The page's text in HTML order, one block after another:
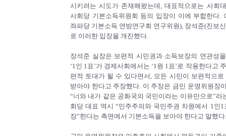
시키려는 시도가 존재해왔는데, 대표적으로는 사회
사회당 기본소득위원회 등의 입장이 이에 부합한다.
좌파당 기본소득 연방연구회 연구위원), 장석준(진보
로 이러한 입장을 개진했다.
장석준 실장은 보편적 시민권과 소득보장의 연관성
‘1인 1표’가 경제사회에서는 ‘1원 1표’로 작용한다고
편적 토대가 될 수 있다면서, 모든 시민이 보편적으
받아야 한다고 주장했다. 이 주장은 금민 운영위원장
“너와 내가 같은 공화국의 국민이라는 이유만으로”
회당 대표 역시 “민주주의와 국민주권 차원에서 1인
장”한다는 측면에서 기본소득을 보아야 한다고 말했다.